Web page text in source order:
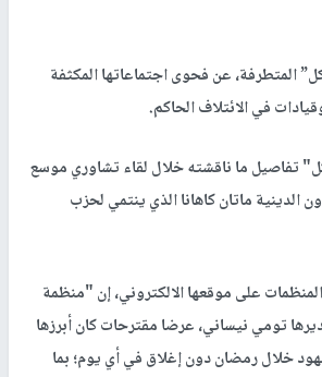
المتطرفة، عن فحوى اجتماعاتها المكثفة
في الائتلاف الحاكم.
تفاصيل ما ناقشته خلال لقاء تشاوري موسع
الدينية ماتان كاهانا الذي ينتمي لحزب
على موقعها الالكتروني، إن "منظمة
تومي نيساني، عرضا مقترحات كان أبرزها
خلال رمضان دون إغلاق في أي يوم؛ بما